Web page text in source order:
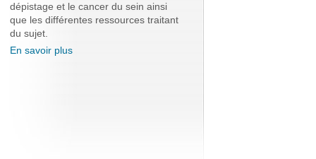
dépistage et le cancer du sein ainsi
que les différentes ressources traitant
du sujet.
En savoir plus